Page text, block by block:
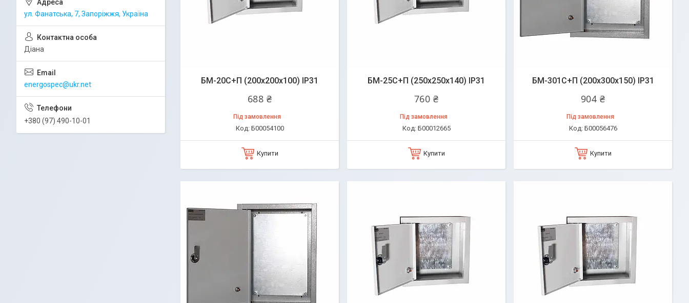
БМ-20C+П (200х200х100) IP31
688 ₴
Під замовлення
Б00054100
Купити
БМ-25C+П (250х250х140) IP31
760 ₴
Під замовлення
Б00012665
Купити
БМ-301C+П (200х300х150) IP31
904 ₴
Під замовлення
Б00056476
Купити
ул. Фанатська, 7, Запоріжжя, Україна
Діана
energospec@ukr.net
+380 (97) 490-10-01